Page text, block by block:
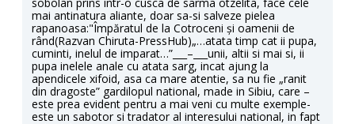
mai antinatura aliante, doar sa-si salveze pielea
rapanoasa:"Împăratul de la Cotroceni și oamenii de
rând(Razvan Chiruta-PressHub)„…atata timp cat ii pupa,
cuminti, inelul de imparat…”___–___unii, altii si mai si, ii
pupa inelele anale cu atata sarg, incat ajung la
apendicele xifoid, asa ca mare atentie, sa nu fie „ranit
din dragoste” gardilopul national, made in Sibiu, care –
este prea evident pentru a mai veni cu multe exemple-
este un sabotor si tradator al interesului national, in fapt